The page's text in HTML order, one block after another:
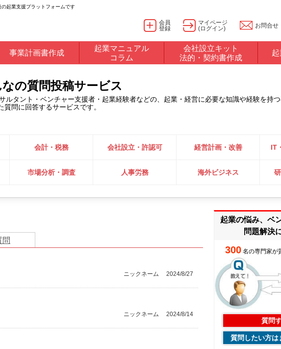
起業支援プラットフォームです
会員
登録
マイページ
(ログイン)
お問合せ
事業計画書作成
起業マニュアル
コラム
会社設立キット
法的・契約書作成
の質問投稿サービス
ルタント・ベンチャー支援者・起業経験者などの、起業・経営に必要な知識や経験を持
問に回答するサービスです。
会計・税務 会社設立・許認可 経営計画・改善 IT
市場分析・調査 人事労務 海外ビジネス
問
2024/8/27
ニックネーム
2024/8/14
ニックネーム
起業の悩み、ベ
問題解決
300 名の専門家が
質問
質問したい方は